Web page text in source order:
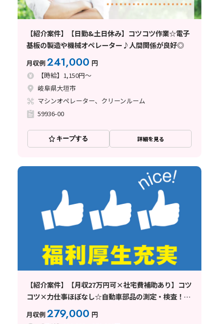
【紹介案件】【日勤&土日休み】コツコツ作業☆電子
基板の製造や機械オペレーター♪人間関係が良好◎
月収例241,000 円
【時給】1,150円～
岐阜県大垣市
マシンオペレーター、クリーンルーム
59936-00
キープする 詳細を見る
【紹介案件】【月収27万円可×社宅費補助あり】コツ
コツ×力仕事ほぼなし☆自動車部品の測定・検査！土
日休み♪
月収例279,000 円